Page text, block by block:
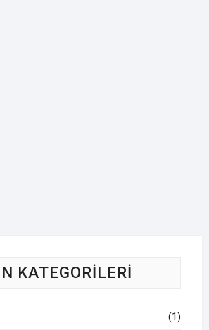
KATEGORILERI
(1)